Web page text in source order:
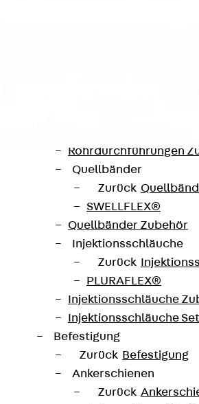
Rohrdurchführungen
Quellbänder
Zurück
SWELLFLEX®
Quellbänder Zubehör
Injektionsschläuche
Zurück
PLURAFLEX®
Injektionsschläuche
Injektionsschläuche
Befestigung
Zurück Befestigung
Ankerschienen
Zurück
für Logistik und
Automatisierung, Robotik,
zusammen und
das Wireless Charging